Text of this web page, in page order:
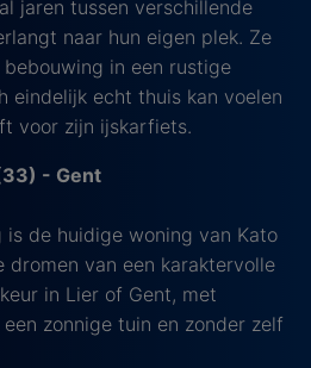
jaren tussen verschillende
naar hun eigen plek. Ze
in een rustige
eindelijk echt thuis kan voelen
voor zijn ijskarfiets.
- Gent
is de huidige woning van Kato
dromen van een karaktervolle
in Lier of Gent, met
zonnige tuin en zonder zelf